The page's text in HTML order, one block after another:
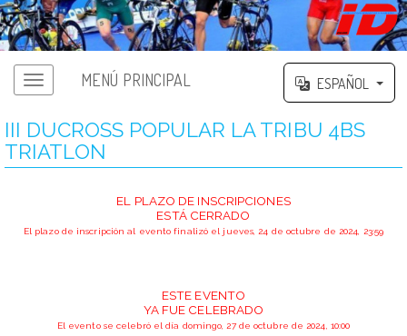
MENÚ PRINCIPAL ESPAÑOL
III DUCROSS POPULAR LA TRIBU 4BS
TRIATLON
EL PLAZO DE INSCRIPCIONES
ESTÁ CERRADO
El plazo de inscripción al evento finalizó el jueves, 24 de octubre de 2024, 23:59
ESTE EVENTO
YA FUE CELEBRADO
El evento se celebró el día domingo, 27 de octubre de 2024, 10:00